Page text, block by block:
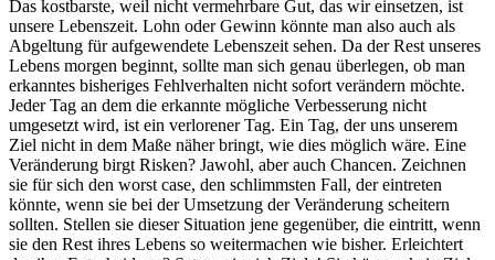
Das kostbarste, weil nicht vermehrbare Gut, das wir einsetzen, ist
unsere Lebenszeit. Lohn oder Gewinn könnte man also auch als
Abgeltung für aufgewendete Lebenszeit sehen. Da der Rest unseres
Lebens morgen beginnt, sollte man sich genau überlegen, ob man
erkanntes bisheriges Fehlverhalten nicht sofort verändern möchte.
Jeder Tag an dem die erkannte mögliche Verbesserung nicht
umgesetzt wird, ist ein verlorener Tag. Ein Tag, der uns unserem
Ziel nicht in dem Maße näher bringt, wie dies möglich wäre. Eine
Veränderung birgt Risken? Jawohl, aber auch Chancen. Zeichnen
sie für sich den worst case, den schlimmsten Fall, der eintreten
könnte, wenn sie bei der Umsetzung der Veränderung scheitern
sollten. Stellen sie dieser Situation jene gegenüber, die eintritt, wenn
sie den Rest ihres Lebens so weitermachen wie bisher. Erleichtert